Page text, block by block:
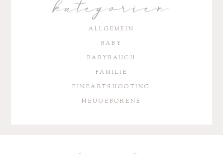
kategorien
ALLGEMEIN
BABY
BABYBAUCH
FAMILIE
FINEARTSHOOTING
NEUGEBORENE